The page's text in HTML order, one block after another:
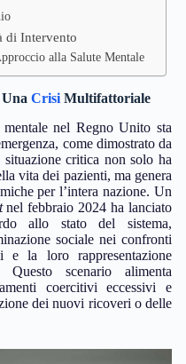
di Intervento
alla Salute Mentale
Crisi Multifattoriale
nel Regno Unito sta
come dimostrato da
critica non solo ha
vita dei pazienti, ma genera
per l’intera nazione. Un
nel febbraio 2024 ha lanciato
allo stato del sistema,
sociale nei confronti
la loro rappresentazione
scenario alimenta
coercitivi eccessivi e
dei nuovi ricoveri o delle